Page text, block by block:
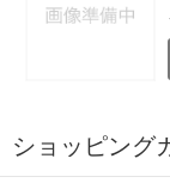
ショッピング